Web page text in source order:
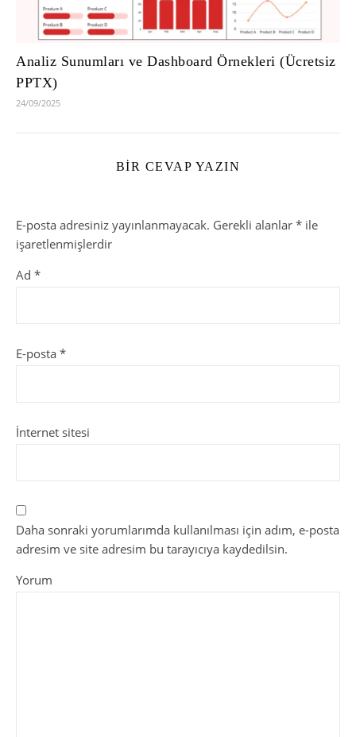
Analiz Sunumları ve Dashboard Örnekleri (Ücretsiz
PPTX)
24/09/2025
BIR CEVAP YAZIN
E-posta adresiniz yayınlanmayacak. Gerekli alanlar * ile
işaretlenmişlerdir
Ad *
E-posta *
İnternet sitesi
Daha sonraki yorumlarımda kullanılması için adım, e-posta
adresim ve site adresim bu tarayıcıya kaydedilsin.
Yorum